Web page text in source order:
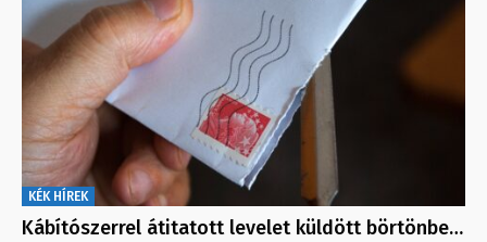
KÉK HÍREK
Kábítószerrel átitatott levelet küldött börtönbe…